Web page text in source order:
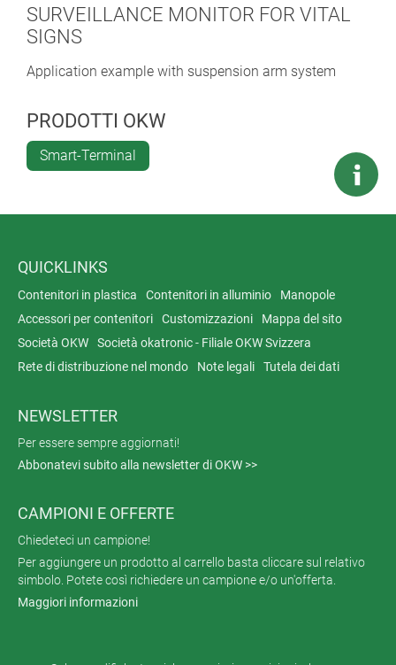
SURVEILLANCE MONITOR FOR VITAL
SIGNS
Application example with suspension arm system
PRODOTTI OKW
Smart-Terminal
QUICKLINKS
Contenitori in plastica Contenitori in alluminio
Manopole
Accessori per contenitori
Customizzazioni
Mappa del sito
Società OKW
Società okatronic - Filiale OKW Svizzera
Rete di distribuzione nel mondo
Note legali Tutela dei dati
NEWSLETTER
Per essere sempre aggiornati!
Abbonatevi subito alla newsletter di OKW >>
CAMPIONI E OFFERTE
Chiedeteci un campione!
Per aggiungere un prodotto al carrello basta cliccare sul relativo
simbolo. Potete così richiedere un campione e/o un'offerta.
Maggiori informazioni